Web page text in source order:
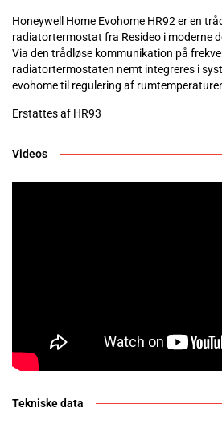
Honeywell Home Evohome HR92 er en
radiatortermostat fra Resideo i moderne
Via den trådløse kommunikation på
radiatortermostaten nemt integreres i
evohome til regulering af
Erstattes af HR93
Videos
Tekniske data